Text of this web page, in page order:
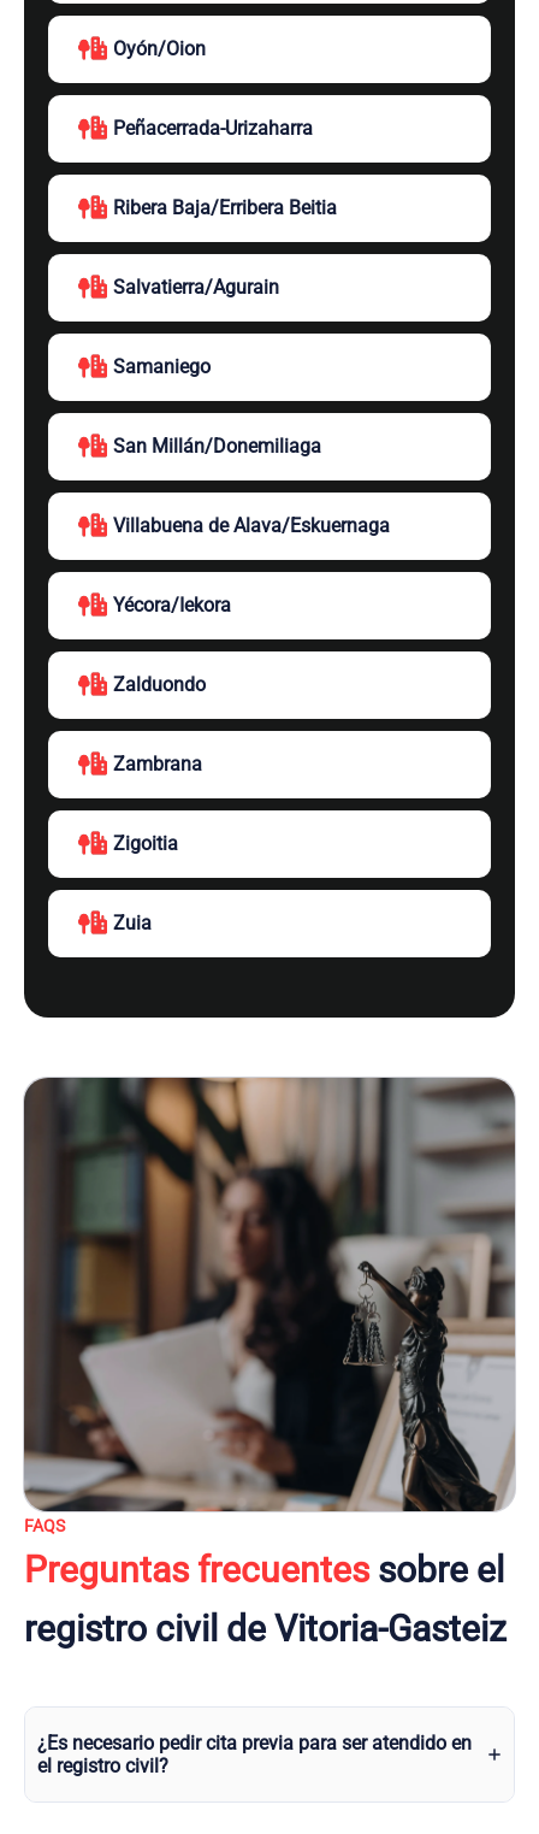
Oyón/Oion
Peñacerrada-Urizaharra
Ribera Baja/Erribera Beitia
Salvatierra/Agurain
Samaniego
San Millán/Donemiliaga
Villabuena de Alava/Eskuernaga
Yécora/Iekora
Zalduondo
Zambrana
Zigoitia
Zuia
FAQS
Preguntas frecuentessobre el
registro civil de Vitoria-Gasteiz
¿Es necesario pedir cita previa para ser atendido en
el registro civil?